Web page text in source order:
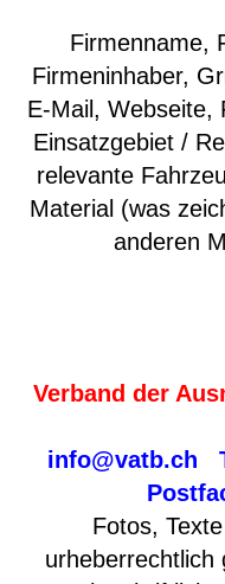
Firmenname,
Firmeninhaber,
E-Mail, Webseite,
Einsatzgebiet /
relevante
Material (was
anderen
Verband der
info@vatb.ch
Fotos,
urheberrechtlich